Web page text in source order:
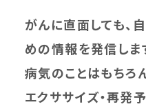
がんに直面しても、
めの情報を発信しま
病気のことはもちろん
エクササイズ・再発